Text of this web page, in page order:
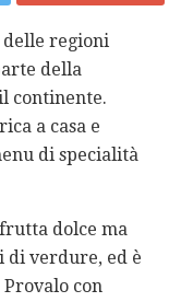
regioni
della
continente.
a casa e
di specialità
dolce ma
di verdure, ed è
con